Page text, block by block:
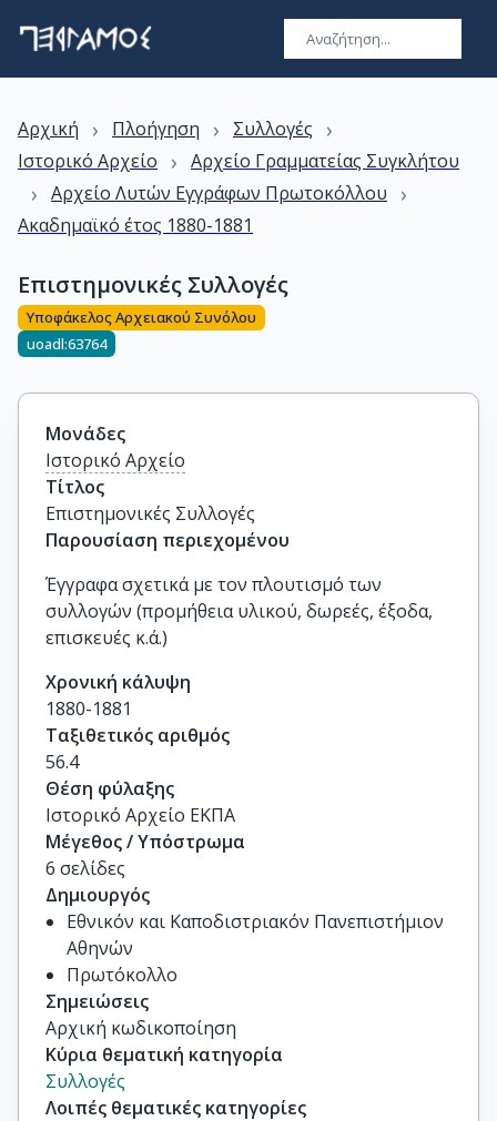
Αρχική › Πλοήγηση › Συλλογές ›
Ιστορικό Αρχείο › Αρχείο Γραμματείας Συγκλήτου
› Αρχείο Λυτών Εγγράφων Πρωτοκόλλου ›
Ακαδημαϊκό έτος 1880-1881
Επιστημονικές Συλλογές
Υποφάκελος Αρχειακού Συνόλου
uoadl:63764
Μονάδες
Ιστορικό Αρχείο
Τίτλος
Επιστημονικές Συλλογές
Παρουσίαση περιεχομένου
Έγγραφα σχετικά με τον πλουτισμό των
συλλογών (προμήθεια υλικού, δωρεές, έξοδα,
επισκευές κ.ά.)
Χρονική κάλυψη
1880-1881
Ταξιθετικός αριθμός
56.4
Θέση φύλαξης
Ιστορικό Αρχείο ΕΚΠΑ
Μέγεθος / Υπόστρωμα
6 σελίδες
Δημιουργός
Εθνικόν και Καποδιστριακόν Πανεπιστήμιον
Αθηνών
Πρωτόκολλο
Σημειώσεις
Αρχική κωδικοποίηση
Κύρια θεματική κατηγορία
Συλλογές
Λοιπές θεματικές κατηγορίες